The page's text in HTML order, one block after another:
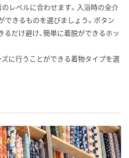
レベルに合わせます。入浴時の全介
できるものを選びましょう。ボタン
だけ避け、簡単に着脱ができるホッ
に行うことができる着物タイプを選